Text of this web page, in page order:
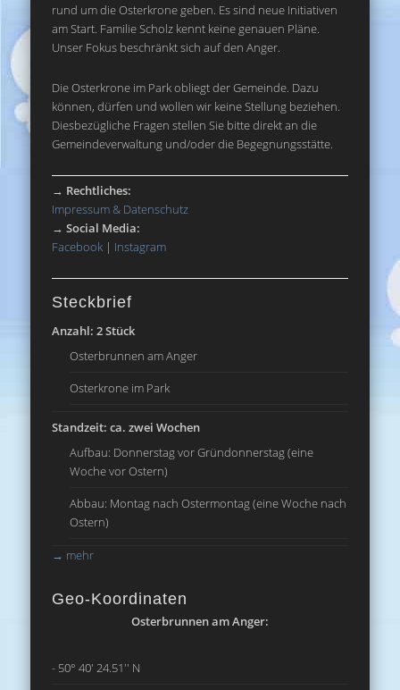
rund um die Osterkrone geben. Es sind neue Initiativen
am Start. Familie Scholz kennt keine genauen Pläne.
Unser Fokus beschränkt sich auf den Anger.
Die Osterkrone im Park obliegt der Gemeinde. Dazu
können, dürfen und wollen wir keine Stellung beziehen.
Diesbezügliche Fragen stellen Sie bitte direkt an die
Gemeindeverwaltung und/oder die Begegnungsstätte.
→ Rechtliches:
Impressum & Datenschutz
→Social Media:
Facebook | Instagram
Steckbrief
Anzahl: 2 Stück
Osterbrunnen am Anger
Osterkrone im Park
Standzeit: ca. zwei Wochen
Aufbau: Donnerstag vor Gründonnerstag (eine
Woche vor Ostern)
Abbau: Montag nach Ostermontag (eine Woche nach
Ostern)
→ mehr
Geo-Koordinaten
Osterbrunnen am Anger:
- 50° 40' 24.51'' N